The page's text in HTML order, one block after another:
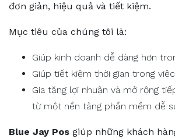
đơn giản, hiệu quả và tiết kiệm.
Mục tiêu của chúng tôi là:
Giúp kinh doanh dễ dàng hơn
Giúp tiết kiệm thời gian trong
Gia tăng lợi nhuận và mở rộng
từ một nền tảng phần mềm dễ
Blue Jay Pos giúp những khách